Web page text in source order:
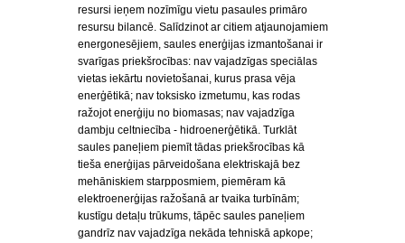
resursi ieņem nozīmīgu vietu pasaules primāro
resursu bilancē. Salīdzinot ar citiem atjaunojamiem
energonesējiem, saules enerģijas izmantošanai ir
svarīgas priekšrocības: nav vajadzīgas speciālas
vietas iekārtu novietošanai, kurus prasa vēja
enerģētikā; nav toksisko izmetumu, kas rodas
ražojot enerģiju no biomasas; nav vajadzīga
dambju celtniecība - hidroenerģētikā. Turklāt
saules paneļiem piemīt tādas priekšrocības kā
tieša enerģijas pārveidošana elektriskajā bez
mehāniskiem starpposmiem, piemēram kā
elektroenerģijas ražošanā ar tvaika turbīnām;
kustīgu detaļu trūkums, tāpēc saules paneļiem
gandrīz nav vajadzīga nekāda tehniskā apkope;